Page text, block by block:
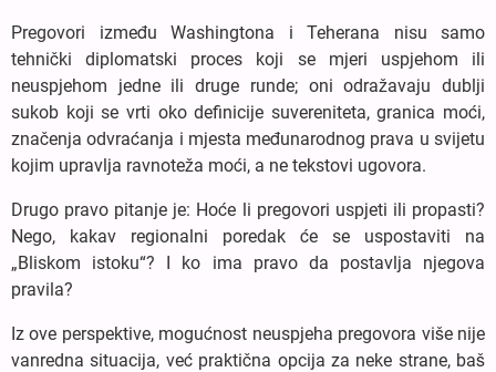
Pregovori između Washingtona i Teherana nisu samo
tehnički diplomatski proces koji se mjeri uspjehom ili
neuspjehom jedne ili druge runde; oni odražavaju dublji
sukob koji se vrti oko definicije suvereniteta, granica moći,
značenja odvraćanja i mjesta međunarodnog prava u svijetu
kojim upravlja ravnoteža moći, a ne tekstovi ugovora.
Drugo pravo pitanje je: Hoće li pregovori uspjeti ili propasti?
Nego, kakav regionalni poredak će se uspostaviti na
„Bliskom istoku“? I ko ima pravo da postavlja njegova
pravila?
Iz ove perspektive, mogućnost neuspjeha pregovora više nije
vanredna situacija, već praktična opcija za neke strane, baš